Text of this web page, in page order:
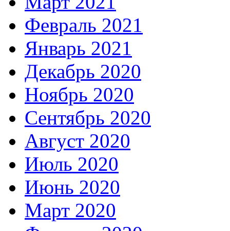
Февраль 2021
Январь 2021
Декабрь 2020
Ноябрь 2020
Сентябрь 2020
Август 2020
Июль 2020
Июнь 2020
Март 2020